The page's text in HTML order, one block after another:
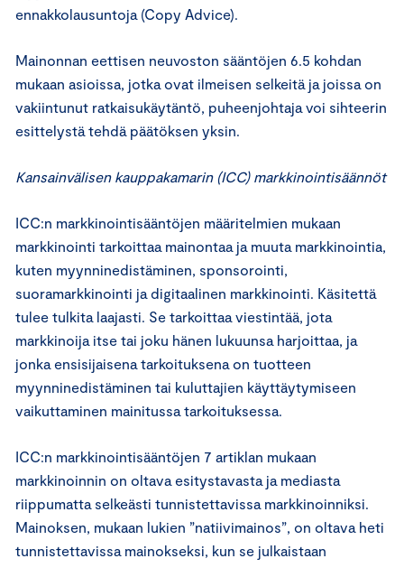
ennakkolausuntoja (Copy Advice).
Mainonnan eettisen neuvoston sääntöjen 6.5 kohdan
mukaan asioissa, jotka ovat ilmeisen selkeitä ja joissa on
vakiintunut ratkaisukäytäntö, puheenjohtaja voi sihteerin
esittelystä tehdä päätöksen yksin.
Kansainvälisen kauppakamarin (ICC) markkinointisäännöt
ICC:n markkinointisääntöjen määritelmien mukaan
markkinointi tarkoittaa mainontaa ja muuta markkinointia,
kuten myynninedistäminen, sponsorointi,
suoramarkkinointi ja digitaalinen markkinointi. Käsitettä
tulee tulkita laajasti. Se tarkoittaa viestintää, jota
markkinoija itse tai joku hänen lukuunsa harjoittaa, ja
jonka ensisijaisena tarkoituksena on tuotteen
myynninedistäminen tai kuluttajien käyttäytymiseen
vaikuttaminen mainitussa tarkoituksessa.
ICC:n markkinointisääntöjen 7 artiklan mukaan
markkinoinnin on oltava esitystavasta ja mediasta
riippumatta selkeästi tunnistettavissa markkinoinniksi.
Mainoksen, mukaan lukien ”natiivimainos”, on oltava heti
tunnistettavissa mainokseksi, kun se julkaistaan